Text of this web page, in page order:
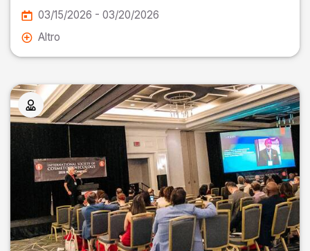
03/15/2026 - 03/20/2026
Altro